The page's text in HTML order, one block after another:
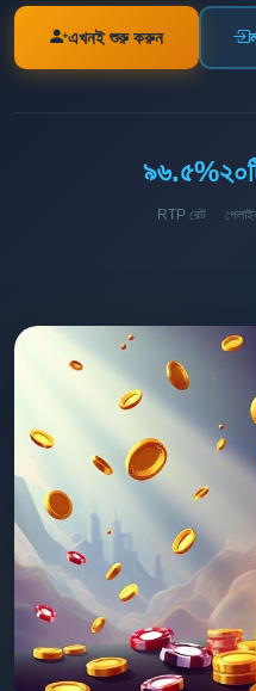
এখনই শুরু করুন
৯৬.৫%
RTP রেট